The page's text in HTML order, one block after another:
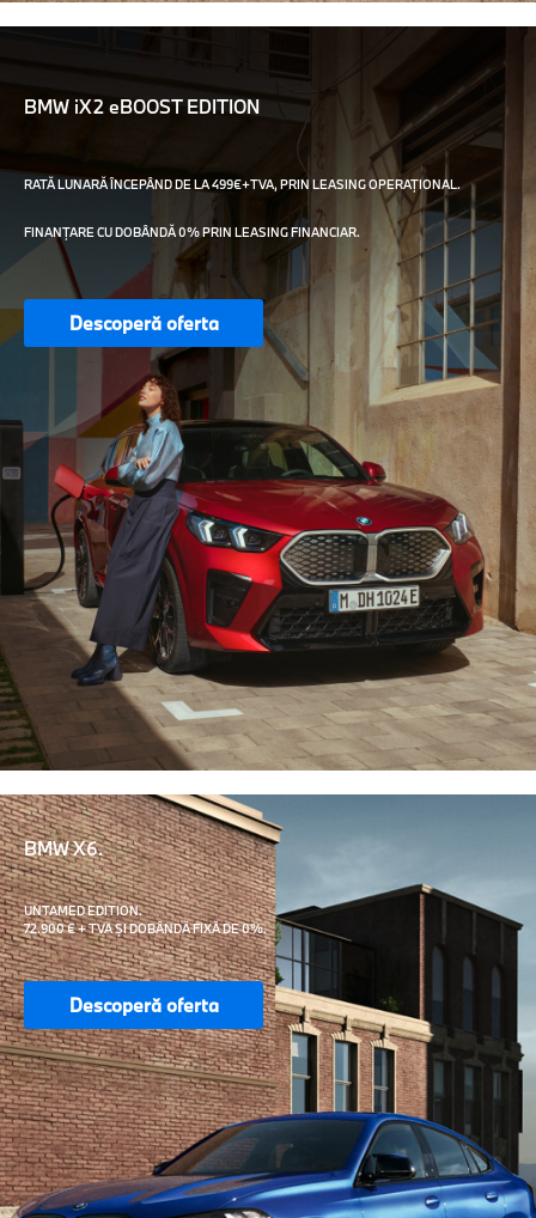
BMW iX2 eBOOST EDITION
RATĂ LUNARĂ ÎNCEPÂND DE LA 499€+TVA, PRIN LEASING OPERAȚIONAL.
FINANȚARE CU DOBÂNDĂ 0% PRIN LEASING FINANCIAR.
Descoperă oferta
BMW X6.
UNTAMED EDITION.
72.900 € + TVA ȘI DOBÂNDĂ FIXĂ DE 0%.
Descoperă oferta